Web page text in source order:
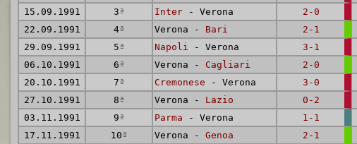
15.09.1991
3 ª Inter - Verona 2-0
22.09.1991
4ª Verona - Bari 2-1
29.09.1991
5 ª Napoli - Verona 3-1
06.10.1991
6 ª Verona - Cagliari 2-0
20.10.1991
7 ª Cremonese - Verona 3-0
27.10.1991
8 ª Verona - Lazio 0-2
03.11.1991
9 ª Parma - Verona 1-1
17.11.1991
10 ª Verona - Genoa 2-1